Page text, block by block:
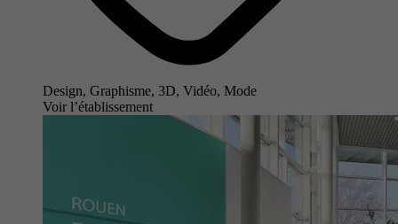
Design, Graphisme, 3D, Vidéo, Mode
Voir l’établissement